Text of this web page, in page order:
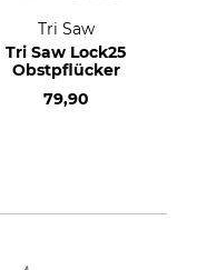
Tri Saw
Tri Saw Lock25
Obstpflücker
79,90